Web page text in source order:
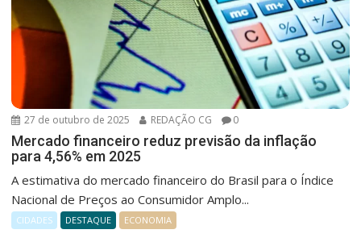
27 de outubro de 2025 REDAÇÃO CG 0
Mercado financeiro reduz previsão da inflação
para 4,56% em 2025
A estimativa do mercado financeiro do Brasil para o Índice
Nacional de Preços ao Consumidor Amplo...
CIDADES DESTAQUE ECONOMIA